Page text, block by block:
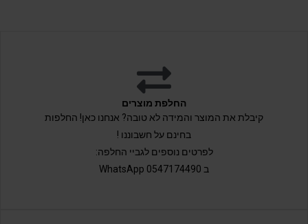
החלפת מוצרים
קיבלת את המוצר והמידה לא טובה? אנחנו כאן! החלפות
בחינם על חשבוננו !
לפרטים נוספים לגביי החלפה:
ב 0547174490 WhatsApp